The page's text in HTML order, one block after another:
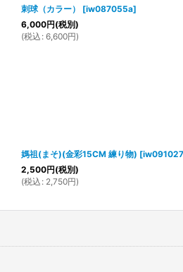
刺球（カラー） [iw087055a]
6,000円(税別)
(税込 : 6,600円)
媽祖(まそ)(金彩15CM 練り物) [
2,500円(税別)
(税込 : 2,750円)